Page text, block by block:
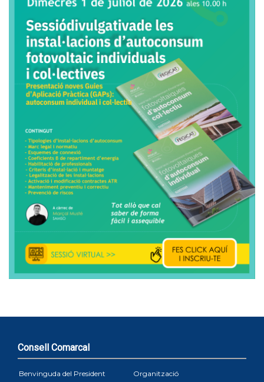
Consell Comarcal
Benvinguda del President
Organització